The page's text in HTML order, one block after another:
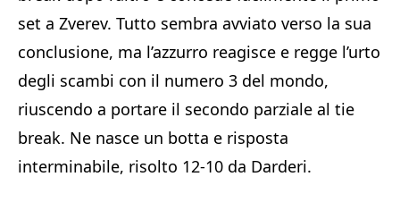
set a Zverev. Tutto sembra avviato verso la sua
conclusione, ma l’azzurro reagisce e regge l’urto
degli scambi con il numero 3 del mondo,
riuscendo a portare il secondo parziale al tie
break. Ne nasce un botta e risposta
interminabile, risolto 12-10 da Darderi.